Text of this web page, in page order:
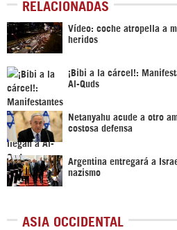
RELACIONADAS
Vídeo: coche atropella a
heridos
¡Bibi a la cárcel!:
Al-Quds
Netanyahu acude a otro
costosa defensa
Argentina entregará a
nazismo
ASIA OCCIDENTAL